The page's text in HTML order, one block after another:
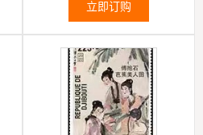
立即订购